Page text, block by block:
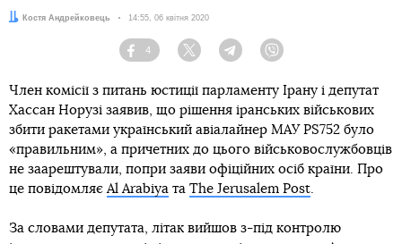
Автор:Костя Андрейковець Дата:
14:55, 06 квітня 2020
Facebook
4
Twitter TelegramViber
Член комісії з питань юстиції парламенту Ірану і депутат
Хассан Норузі заявив, що рішення іранських військових
збити ракетами український авіалайнер МАУ PS752 було
«правильним», а причетних до цього військовослужбовців
не заарештували, попри заяви офіційних осіб країни. Про
це повідомляєAl Arabiya та The Jerusalem Post.
За словами депутата, літак вийшов з-під контролю